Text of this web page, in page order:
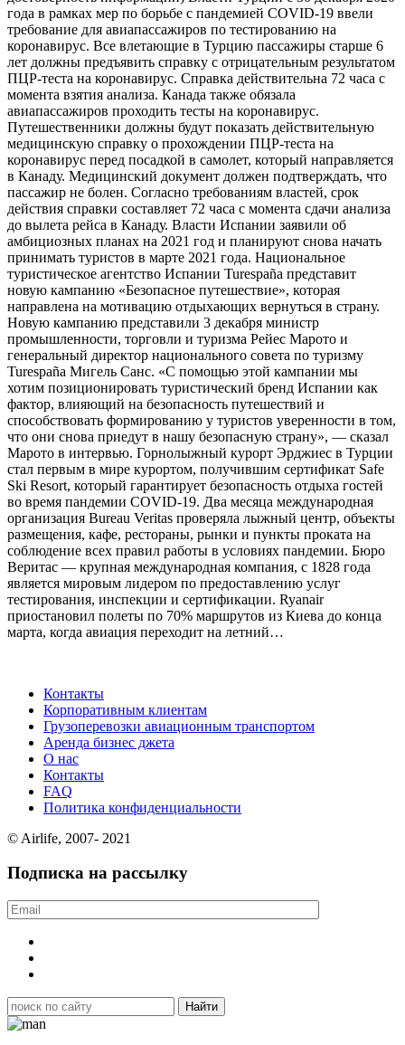
года в рамках мер по борьбе с пандемией COVID-19 ввели
требование для авиапассажиров по тестированию на
коронавирус. Все влетающие в Турцию пассажиры старше 6
лет должны предъявить справку с отрицательным результатом
ПЦР-теста на коронавирус. Справка действительна 72 часа с
момента взятия анализа. Канада также обязала
авиапассажиров проходить тесты на коронавирус.
Путешественники должны будут показать действительную
медицинскую справку о прохождении ПЦР-теста на
коронавирус перед посадкой в самолет, который направляется
в Канаду. Медицинский документ должен подтверждать, что
пассажир не болен. Согласно требованиям властей, срок
действия справки составляет 72 часа с момента сдачи анализа
до вылета рейса в Канаду. Власти Испании заявили об
амбициозных планах на 2021 год и планируют снова начать
принимать туристов в марте 2021 года. Национальное
туристическое агентство Испании Turespaña представит
новую кампанию «Безопасное путешествие», которая
направлена ​​на мотивацию отдыхающих вернуться в страну.
Новую кампанию представили 3 декабря министр
промышленности, торговли и туризма Рейес Марото и
генеральный директор национального совета по туризму
Turespaña Мигель Санс. «С помощью этой кампании мы
хотим позиционировать туристический бренд Испании как
фактор, влияющий на безопасность путешествий и
способствовать формированию у туристов уверенности в том,
что они снова приедут в нашу безопасную страну», — сказал
Марото в интервью. Горнолыжный курорт Эрджиес в Турции
стал первым в мире курортом, получившим сертификат Safe
Ski Resort, который гарантирует безопасность отдыха гостей
во время пандемии COVID-19. Два месяца международная
организация Bureau Veritas проверяла лыжный центр, объекты
размещения, кафе, рестораны, рынки и пункты проката на
соблюдение всех правил работы в условиях пандемии. Бюро
Веритас — крупная международная компания, с 1828 года
является мировым лидером по предоставлению услуг
тестирования, инспекции и сертификации. Ryanair
приостановил полеты по 70% маршрутов из Киева до конца
марта, когда авиация переходит на летний…
Контакты
Корпоративным клиентам
Грузоперевозки авиационным транспортом
Аренда бизнес джета
О нас
Контакты
FAQ
Политика конфиденциальности
© Airlife, 2007- 2021
Подписка на рассылку